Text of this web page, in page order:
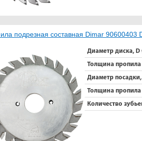
подрезная составная Dimar 90600403
Диаметр диска,
Толщина
Диаметр
Толщина пропила
Количество